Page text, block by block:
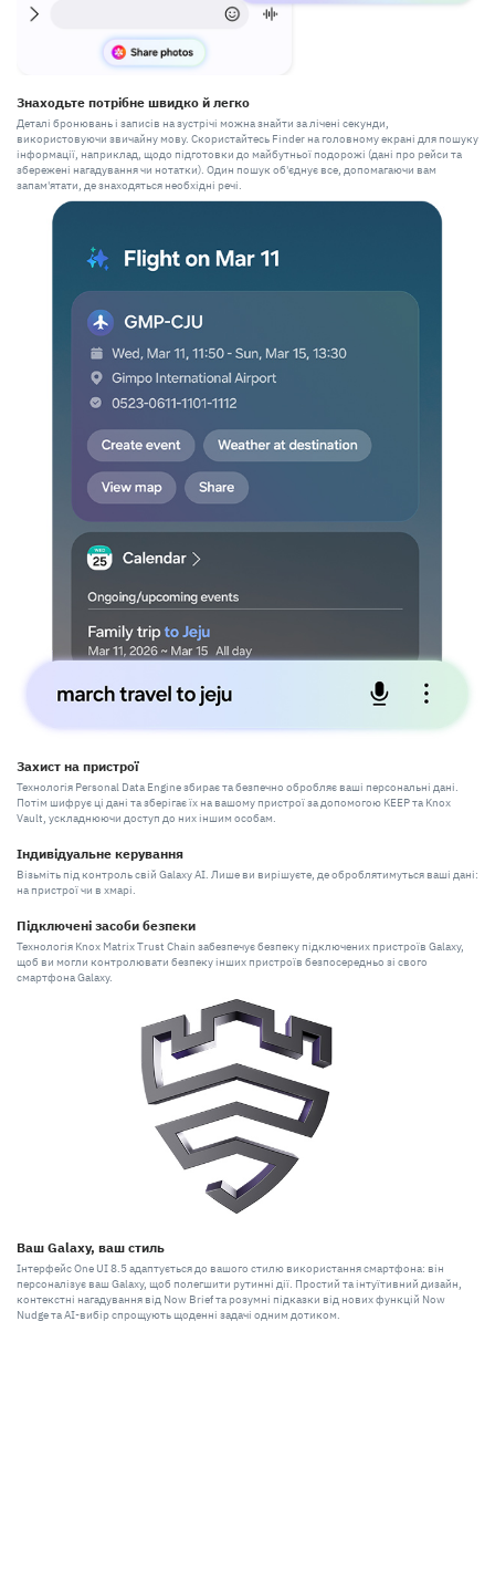
Знаходьте потрібне швидко й легко
Деталі бронювань і записів на зустрічі можна знайти за лічені секунди,
використовуючи звичайну мову. Скористайтесь Finder на головному екрані для пошуку
інформації, наприклад, щодо підготовки до майбутньої подорожі (дані про рейси та
збережені нагадування чи нотатки). Один пошук об'єднує все, допомагаючи вам
запам'ятати, де знаходяться необхідні речі.
Захист на пристрої
Технологія Personal Data Engine збирає та безпечно обробляє ваші персональні дані.
Потім шифрує ці дані та зберігає їх на вашому пристрої за допомогою KEEP та Knox
Vault, ускладнюючи доступ до них іншим особам.
Індивідуальне керування
Візьміть під контроль свій Galaxy AI. Лише ви вирішуєте, де оброблятимуться ваші дані:
на пристрої чи в хмарі.
Підключені засоби безпеки
Технологія Knox Matrix Trust Chain забезпечує безпеку підключених пристроїв Galaxy,
щоб ви могли контролювати безпеку інших пристроїв безпосередньо зі свого
смартфона Galaxy.
Ваш Galaxy, ваш стиль
Інтерфейс One UI 8.5 адаптується до вашого стилю використання смартфона: він
персоналізує ваш Galaxy, щоб полегшити рутинні дії. Простий та інтуїтивний дизайн,
контекстні нагадування від Now Brief та розумні підказки від нових функцій Now
Nudge та AI-вибір спрощують щоденні задачі одним дотиком.